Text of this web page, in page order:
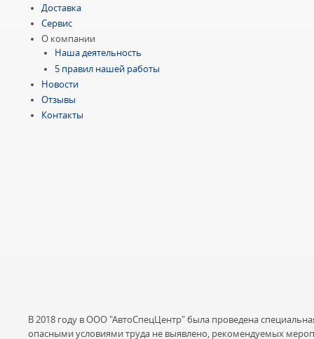
Доставка
Сервис
О компании
Наша деятельность
5 правил нашей работы
Новости
Отзывы
Контакты
В 2018 году в ООО "АвтоСпецЦентр" была проведена
опасными условиями труда не выявлено, рекомендуемых